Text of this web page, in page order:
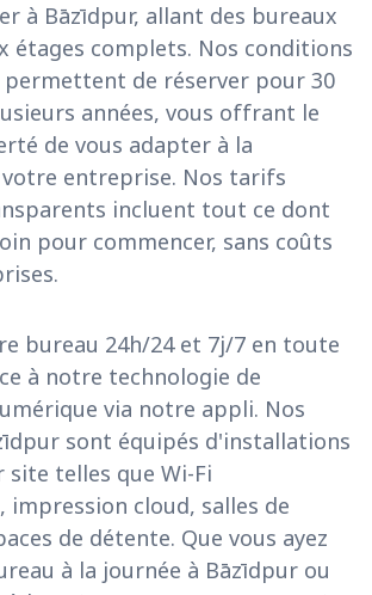
à Bāzīdpur, allant des bureaux
étages complets. Nos conditions
de réserver pour 30
années, vous offrant le
de vous adapter à la
votre entreprise. Nos tarifs
incluent tout ce dont
pour commencer, sans coûts
bureau 24h/24 et 7j/7 en toute
à notre technologie de
via notre appli. Nos
sont équipés d'installations
site telles que Wi-Fi
impression cloud, salles de
de détente. Que vous ayez
à la journée à Bāzīdpur ou